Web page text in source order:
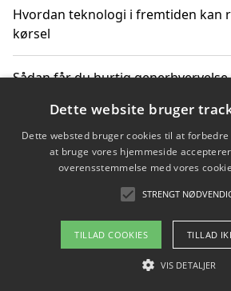
Hvordan teknologi i fremtiden kan
kørsel
Sådan får du hurtig
Sådan lærer du miljørigtig kørsel
Gentofte
Copyright 2026 -
Om / kontakt
Dette website bruger
Dette websted bruger cookies til at
at bruge vores hjemmeside
overensstemmelse med vores
STRENGT
TILLAD COOKIES TILLAD
VIS DETALJER